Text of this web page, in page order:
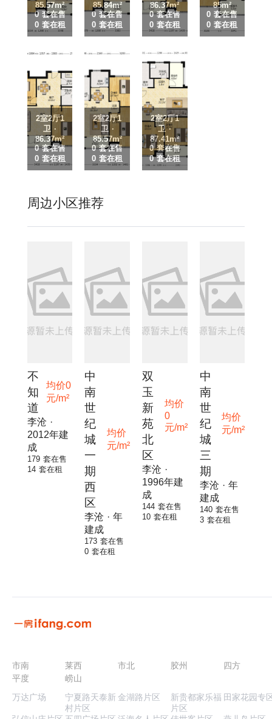
85.57m²
0 套在售
0 套在租
85.84m²
0 套在售
0 套在租
86.37m²
0 套在售
0 套在租
85m²
0 套在售
0 套在租
2室2厅1
卫 ·
86.37m²
0 套在售
0 套在租
2室2厅1
卫 ·
85.57m²
0 套在售
0 套在租
2室2厅1
卫 ·
87.41m²
0 套在售
0 套在租
周边小区推荐
不
知
道
均价0
元/m²
李沧 ·
2012年建
成
179 套在售
14 套在租
中
南
世
纪
城
一
期
西
区
均价
元/m²
李沧 · 年
建成
173 套在售
0 套在租
双
玉
新
苑
北
区
均价
0
元/m²
李沧 ·
1996年建
成
144 套在售
10 套在租
中
南
世
纪
城
三
期
均价
元/m²
李沧 · 年
建成
140 套在售
3 套在租
市南 莱西 市北 胶州
四方
平度
崂山
万达广场
宁夏路天泰新
村片区
金湖路片区
新贵都家乐福
片区
田家花园专